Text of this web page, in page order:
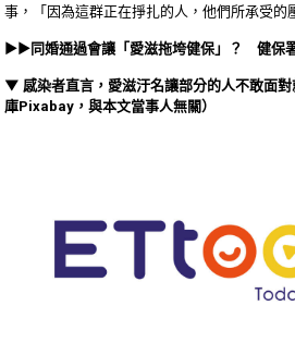
事，「因為這群正在掙扎的人，他們所承受的
►►同婚通過會讓「愛滋拖垮健保」？ 健保
▼ 感染者直言，愛滋汙名讓部分的人不敢面
庫Pixabay，與本文當事人無關）